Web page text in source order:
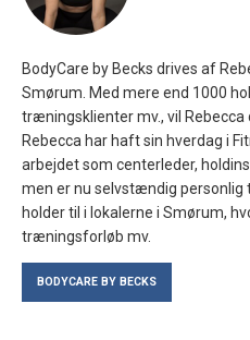
BodyCare by Becks drives af
Smørum. Med mere end 1000
træningsklienter mv., vil
Rebecca har haft sin hverdag i
arbejdet som centerleder,
men er nu selvstændig personlig
holder til i lokalerne i Smørum,
træningsforløb mv.
BODYCARE BY BECKS